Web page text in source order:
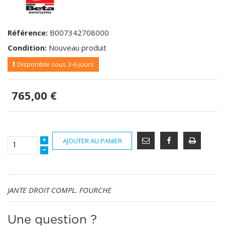
Référence: B007342708000
Condition: Nouveau produit
Disponible sous 3-6 jours
765,00 €
AJOUTER AU PANIER
JANTE DROIT COMPL. FOURCHE
Une question ?